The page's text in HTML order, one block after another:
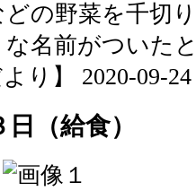
どの野菜を千切
な名前がついた
より】 2020-09-
日（給食）